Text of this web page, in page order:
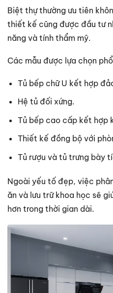
Biệt thự thường ưu tiên
thiết kế cũng được đầu tư
năng và tính thẩm mỹ.
Các mẫu được lựa chọn
Tủ bếp chữ U kết hợp
Hệ tủ đối xứng.
Tủ bếp cao cấp kết hợp
Thiết kế đồng bộ với
Tủ rượu và tủ trưng bày
Ngoài yếu tố đẹp, việc
ăn và lưu trữ khoa học sẽ
hơn trong thời gian dài.